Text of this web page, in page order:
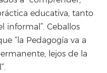
educativa, tanto
Ceballos
“la Pedagogía va a
lejos de la